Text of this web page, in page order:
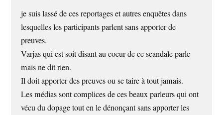
je suis lassé de ces reportages et autres enquêtes dans
lesquelles les participants parlent sans apporter de
preuves.
Varjas qui est soit disant au coeur de ce scandale parle
mais ne dit rien.
Il doit apporter des preuves ou se taire à tout jamais.
Les médias sont complices de ces beaux parleurs qui ont
vécu du dopage tout en le dénonçant sans apporter les